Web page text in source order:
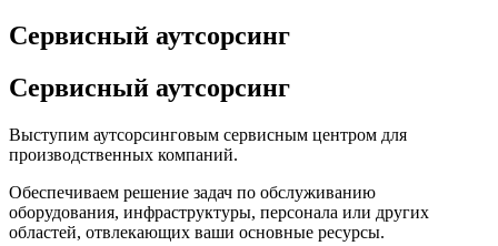
Сервисный аутсорсинг
Сервисный аутсорсинг
Выступим аутсорсинговым сервисным центром для
производственных компаний.
Обеспечиваем решение задач по обслуживанию
оборудования, инфраструктуры, персонала или других
областей, отвлекающих ваши основные ресурсы.